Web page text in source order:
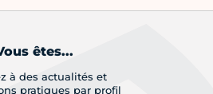
êtes...
à des actualités et
pratiques par profil